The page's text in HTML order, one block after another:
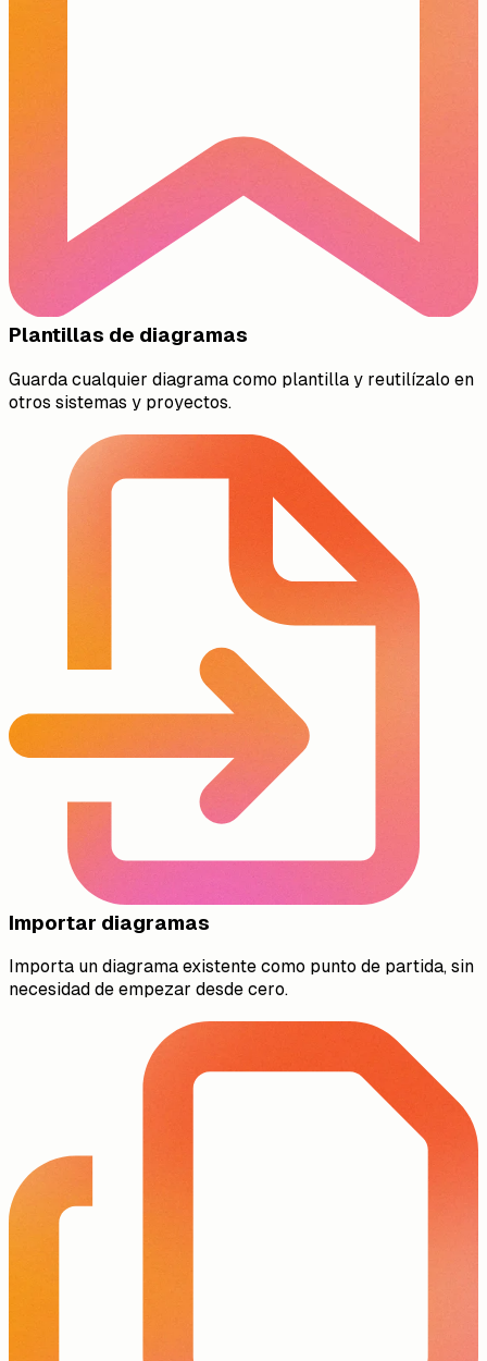
Plantillas de diagramas
Guarda cualquier diagrama como plantilla y reutilízalo en
otros sistemas y proyectos.
Importar diagramas
Importa un diagrama existente como punto de partida, sin
necesidad de empezar desde cero.